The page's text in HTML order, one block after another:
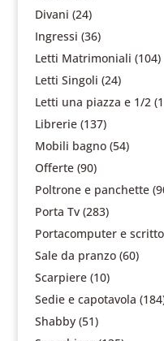
Divani (24)
Ingressi (36)
Letti Matrimoniali (104)
Letti Singoli (24)
Letti una piazza e 1/2
Librerie (137)
Mobili bagno (54)
Offerte (90)
Poltrone e panchette
Porta Tv (283)
Portacomputer e
Sale da pranzo (60)
Scarpiere (10)
Sedie e capotavola
Shabby (51)